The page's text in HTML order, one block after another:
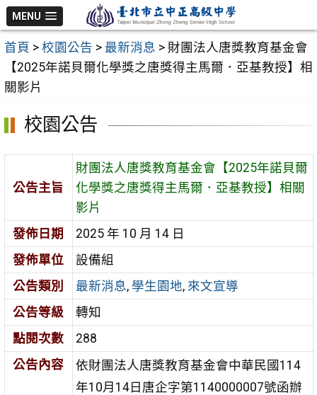
跳
至
主
內
MENU
首頁 > 校園公告 > 最新消息 > 財團法人唐獎教育基金會
【2025年諾貝爾化學獎之唐獎得主馬爾．亞基教授】相
關影片
校園公告
公告主旨
財團法人唐獎教育基金會【2025年諾貝爾
化學獎之唐獎得主馬爾．亞基教授】相關
影片
發佈日期
2025 年 10 月 14 日
發佈單位
設備組
公告類別
最新消息, 學生園地, 來文宣導
公告等級
轉知
點閱次數
288
公告內容
依財團法人唐獎教育基金會中華民國114
年10月14日唐企字第1140000007號函辦